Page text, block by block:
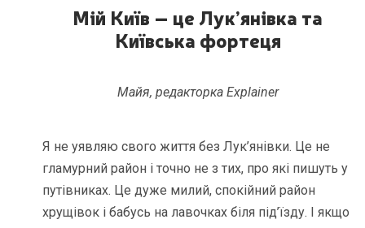
Мій Київ – це Лук’янівка та
Київська фортеця
Майя, редакторка Explainer
Я не уявляю свого життя без Лук’янівки. Це не
гламурний район і точно не з тих, про які пишуть у
путівниках. Це дуже милий, спокійний район
хрущівок і бабусь на лавочках біля під’їзду. І якщо